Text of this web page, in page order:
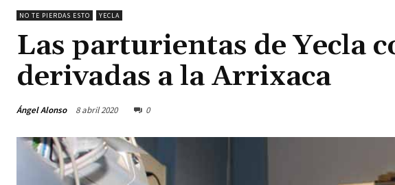
NO TE PIERDAS ESTO YECLA
Las parturientas de Yecla
derivadas a la Arrixaca
Ángel Alonso 8 abril 2020 0